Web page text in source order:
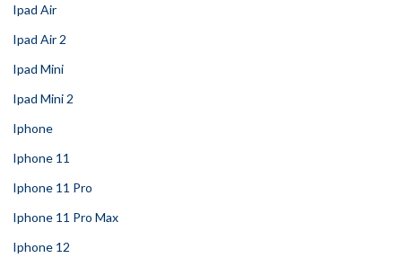
Ipad Air
Ipad Air 2
Ipad Mini
Ipad Mini 2
Iphone
Iphone 11
Iphone 11 Pro
Iphone 11 Pro Max
Iphone 12